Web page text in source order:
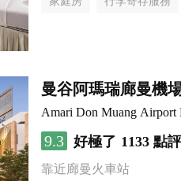
曼谷阿瑪瑞廊曼機
Amari Don Muang Airport
9.3 好極了 1133 點評
靠近廊曼火車站